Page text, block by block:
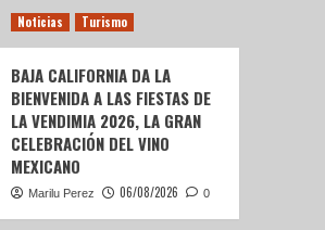
Noticias Turismo
BAJA CALIFORNIA DA LA
BIENVENIDA A LAS FIESTAS DE
LA VENDIMIA 2026, LA GRAN
CELEBRACIÓN DEL VINO
MEXICANO
Marilu Perez 06/08/2026 0